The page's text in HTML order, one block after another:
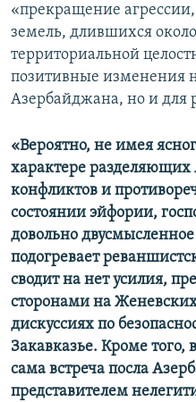
«прекращение
земель, длившихся
территориальной
позитивные изменения
Азербайджана, но и для
«Вероятно, не имея
характере
конфликтов и
состоянии эйфории,
довольно
подогревает
сводит на нет усилия,
сторонами на
дискуссиях по
Закавказье. Кроме
сама встреча посла
представителем